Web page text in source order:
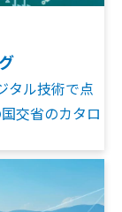
タル技術で点
交省のカタロ